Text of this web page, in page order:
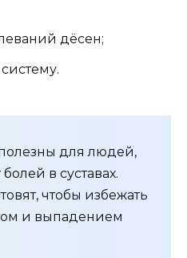
дёсен;
для людей,
в суставах.
чтобы избежать
и выпадением